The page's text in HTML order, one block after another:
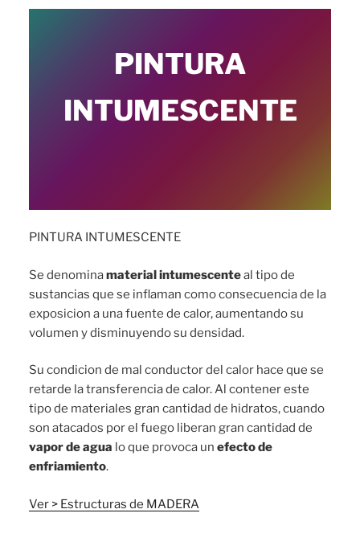
PINTURA
INTUMESCENTE
PINTURA INTUMESCENTE
Se denominamaterial intumescenteal tipo de
sustancias que se inflaman como consecuencia de la
exposicion a una fuente de calor, aumentando su
volumen y disminuyendo su densidad.
Su condicion de mal conductor del calor hace que se
retarde la transferencia de calor. Al contener este
tipo de materiales gran cantidad de hidratos, cuando
son atacados por el fuego liberan gran cantidad de
vapor de agua lo que provoca unefecto de
enfriamiento.
Ver > Estructuras de MADERA